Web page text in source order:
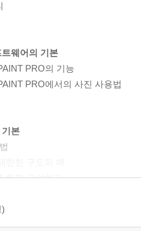
웨어의 기본
PRO의 기능
PRO에서의 사진 사용법
기본
화면 구성하기
구성 요소로 활용하기